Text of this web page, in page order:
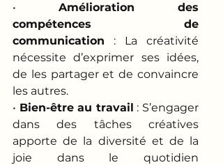
• Amélioration des
compétences de
communication : La créativité
nécessite d’exprimer ses idées,
de les partager et de convaincre
les autres.
• Bien-être au travail : S’engager
dans des tâches créatives
apporte de la diversité et de la
joie dans le quotidien